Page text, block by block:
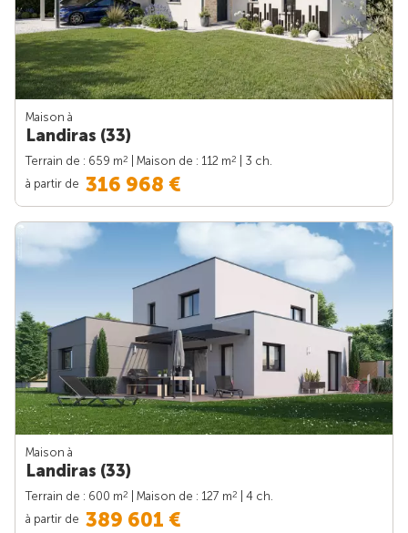
Maison à
Landiras (33)
Terrain de : 659 m2 | Maison de : 112 m2
| 3 ch.
à partir de 316 968 €
Maison à
Landiras (33)
Terrain de : 600 m2 | Maison de : 127 m2
| 4 ch.
à partir de 389 601 €